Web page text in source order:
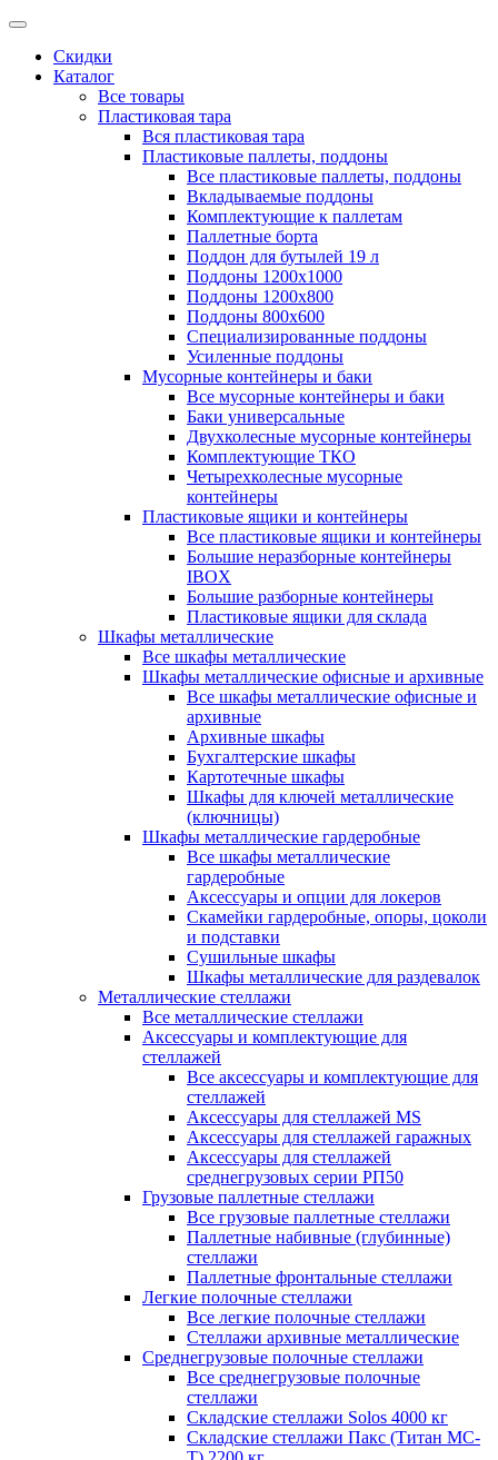
Скидки
Каталог
Все товары
Пластиковая тара
Вся пластиковая тара
Пластиковые паллеты, поддоны
Все пластиковые паллеты, поддоны
Вкладываемые поддоны
Комплектующие к паллетам
Паллетные борта
Поддон для бутылей 19 л
Поддоны 1200х1000
Поддоны 1200х800
Поддоны 800х600
Специализированные поддоны
Усиленные поддоны
Мусорные контейнеры и баки
Все мусорные контейнеры и баки
Баки универсальные
Двухколесные мусорные контейнеры
Комплектующие ТКО
Четырехколесные мусорные
контейнеры
Пластиковые ящики и контейнеры
Все пластиковые ящики и контейнеры
Большие неразборные контейнеры
IBOX
Большие разборные контейнеры
Пластиковые ящики для склада
Шкафы металлические
Все шкафы металлические
Шкафы металлические офисные и архивные
Все шкафы металлические офисные и
архивные
Архивные шкафы
Бухгалтерские шкафы
Картотечные шкафы
Шкафы для ключей металлические
(ключницы)
Шкафы металлические гардеробные
Все шкафы металлические
гардеробные
Аксессуары и опции для локеров
Скамейки гардеробные, опоры, цоколи
и подставки
Сушильные шкафы
Шкафы металлические для раздевалок
Металлические стеллажи
Все металлические стеллажи
Аксессуары и комплектующие для
стеллажей
Все аксессуары и комплектующие для
стеллажей
Аксессуары для стеллажей MS
Аксессуары для стеллажей гаражных
Аксессуары для стеллажей
среднегрузовых серии РП50
Грузовые паллетные стеллажи
Все грузовые паллетные стеллажи
Паллетные набивные (глубинные)
стеллажи
Паллетные фронтальные стеллажи
Легкие полочные стеллажи
Все легкие полочные стеллажи
Стеллажи архивные металлические
Среднегрузовые полочные стеллажи
Все среднегрузовые полочные
стеллажи
Складские стеллажи Solos 4000 кг
Складские стеллажи Пакс (Титан МС-